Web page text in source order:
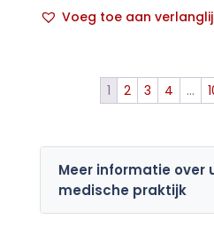
Voeg toe aan
1 2 3 4 …
Meer informatie over
medische praktijk